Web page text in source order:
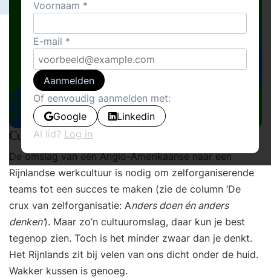
Cultuuromslag
De omslag van een Anglo-Amerikaanse naar een
Rijnlandse werkcultuur is nodig om zelforganiserende
teams tot een succes te maken (zie de column ‘De
crux van zelforganisatie: Anders doen én anders
denken’). Maar zo’n cultuuromslag, daar kun je best
tegenop zien. Toch is het minder zwaar dan je denkt.
Het Rijnlands zit bij velen van ons dicht onder de huid.
Wakker kussen is genoeg.
Voornaam
E-mail
Aanmelden
Of eenvoudig aanmelden met:
Google
Linkedin
Al lid? Log in